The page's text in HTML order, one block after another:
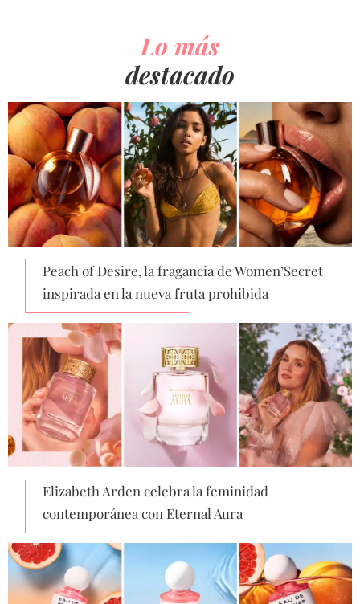
Lo más
destacado
Peach of Desire, la fragancia de Women’Secret
inspirada en la nueva fruta prohibida
Elizabeth Arden celebra la feminidad
contemporánea con Eternal Aura